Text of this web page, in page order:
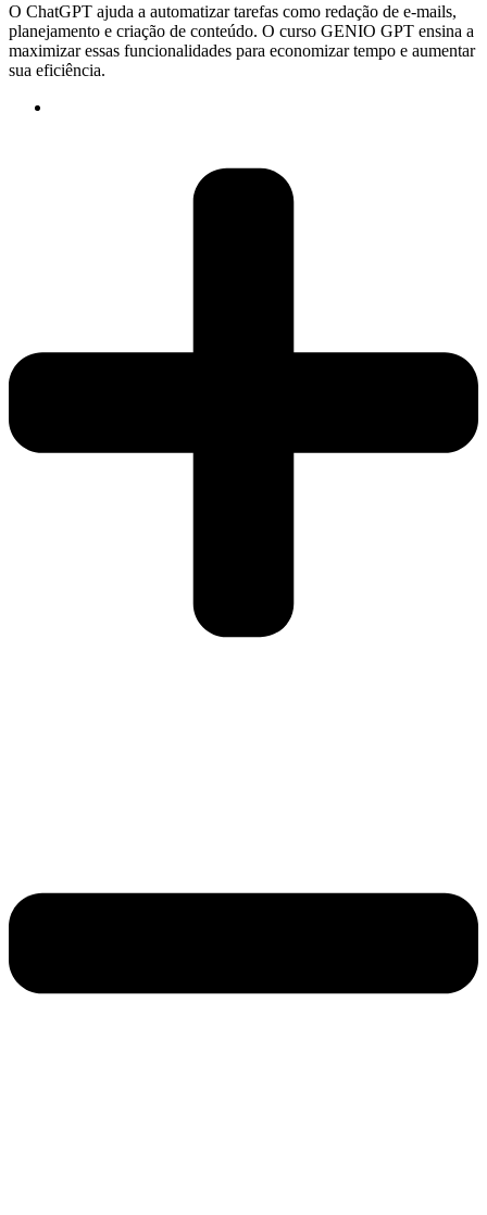
O ChatGPT ajuda a automatizar tarefas como redação de e-mails,
planejamento e criação de conteúdo. O curso GENIO GPT ensina a
maximizar essas funcionalidades para economizar tempo e aumentar
sua eficiência.